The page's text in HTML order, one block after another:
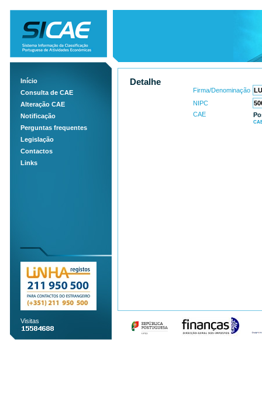
Início
Consulta de CAE
Alteração CAE
Notificação
Perguntas frequentes
Legislação
Contactos
Links
Visitas
Detalhe
Firma/Denominação
NIPC
CAE